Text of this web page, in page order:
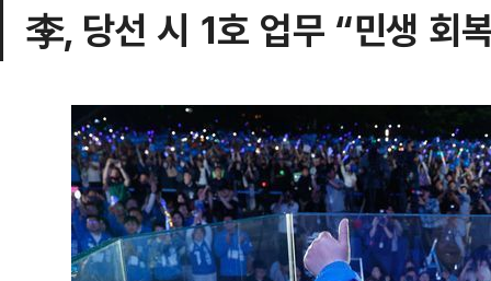
李, 당선 시 1호 업무 “민생 회